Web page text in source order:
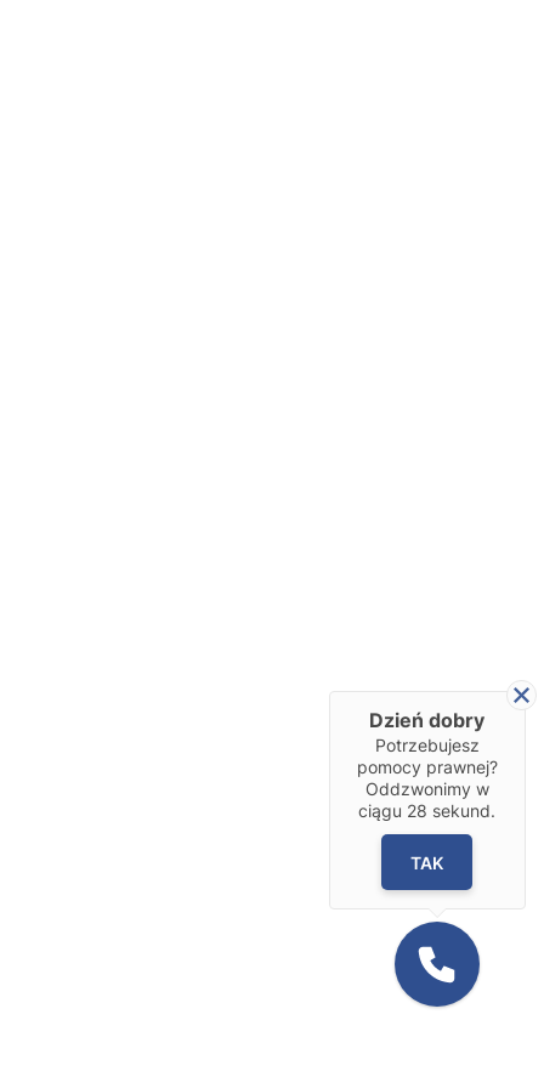
Dzień dobry
Potrzebujesz
pomocy prawnej?
Oddzwonimy w
ciągu 28 sekund.
TAK